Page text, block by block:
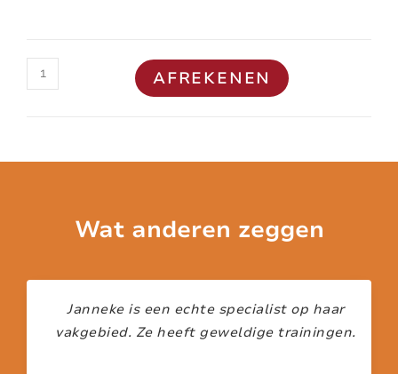
AFREKENEN
Wat anderen zeggen
Janneke is een echte specialist op haar
vakgebied. Ze heeft geweldige trainingen.